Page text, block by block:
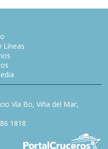
Líneas
Vía Bo, Viña del Mar,
1818